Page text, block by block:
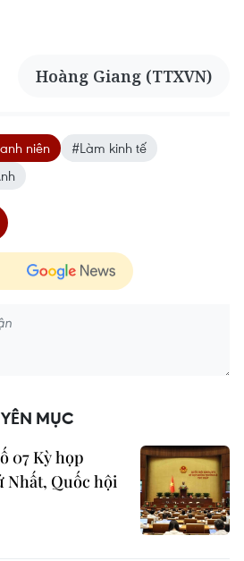
Hoàng Giang (TTXVN)
niên
#Làm kinh tế
MỤC
07 Kỳ họp
Nhất, Quốc hội